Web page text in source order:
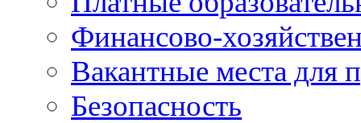
Финансово-
Вакантные места для
Безопасность